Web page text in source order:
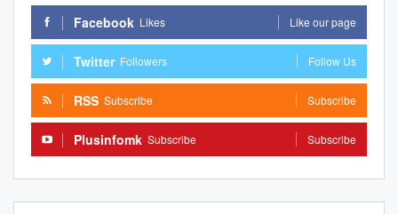
Facebook Likes Like our page
Twitter Followers Follow Us
RSS Subscribe Subscribe
Plusinfomk Subscribe Subscribe